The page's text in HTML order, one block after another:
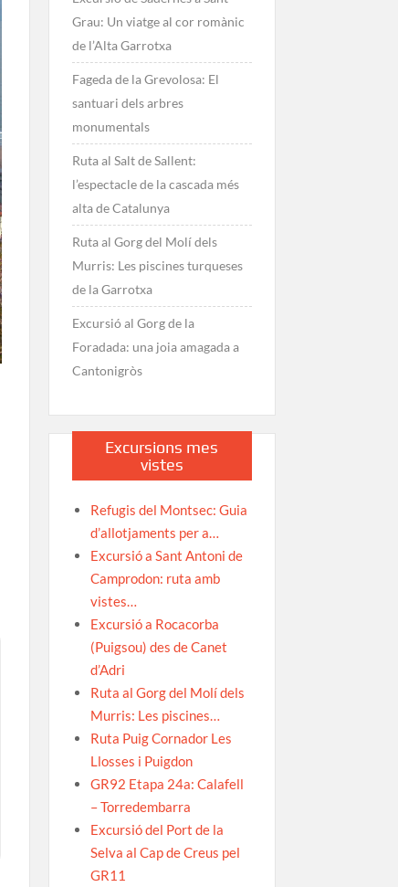
Grau: Un viatge al cor romànic
de l’Alta Garrotxa
Fageda de la Grevolosa: El
santuari dels arbres
monumentals
Ruta al Salt de Sallent:
l’espectacle de la cascada més
alta de Catalunya
Ruta al Gorg del Molí dels
Murris: Les piscines turqueses
de la Garrotxa
Excursió al Gorg de la
Foradada: una joia amagada a
Cantonigròs
Excursions mes
vistes
Refugis del Montsec: Guia
d’allotjaments per a…
Excursió a Sant Antoni de
Camprodon: ruta amb
vistes…
Excursió a Rocacorba
(Puigsou) des de Canet
d’Adri
Ruta al Gorg del Molí dels
Murris: Les piscines…
Ruta Puig Cornador Les
Llosses i Puigdon
GR92 Etapa 24a: Calafell
– Torredembarra
Excursió del Port de la
Selva al Cap de Creus pel
GR11